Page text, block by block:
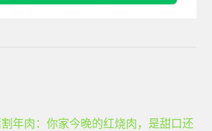
年肉：你家今晚的红烧肉，是甜口还